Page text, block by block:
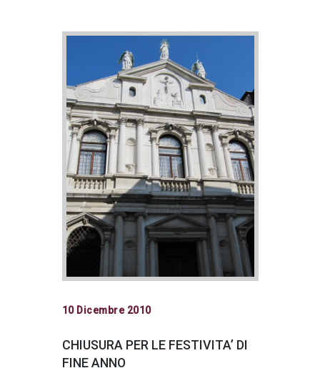
10 Dicembre 2010
CHIUSURA PER LE FESTIVITA’ DI
FINE ANNO